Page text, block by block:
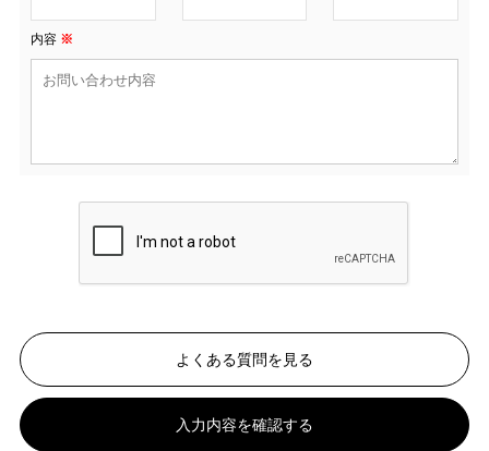
内容 ※
よくある質問を見る
入力内容を確認する